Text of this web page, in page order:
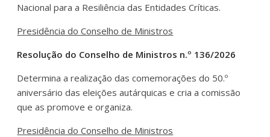
Nacional para a Resiliência das Entidades Críticas.
Presidência do Conselho de Ministros
Resolução do Conselho de Ministros n.º 136/2026
Determina a realização das comemorações do 50.º
aniversário das eleições autárquicas e cria a comissão
que as promove e organiza.
Presidência do Conselho de Ministros